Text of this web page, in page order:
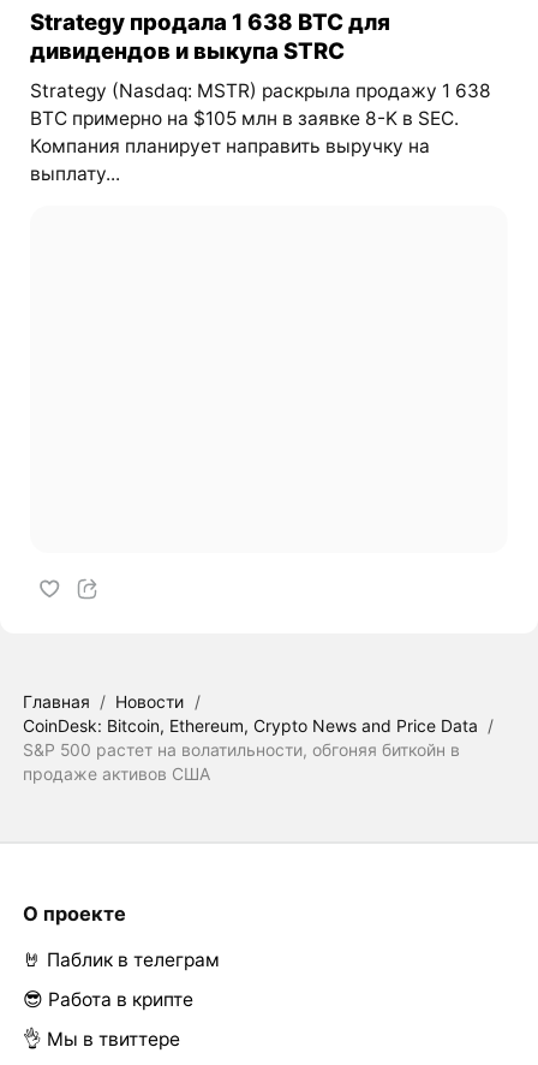
Strategy продала 1 638 BTC для
дивидендов и выкупа STRC
Strategy (Nasdaq: MSTR) раскрыла продажу 1 638
BTC примерно на $105 млн в заявке 8-K в SEC.
Компания планирует направить выручку на
выплату...
Главная / Новости /
CoinDesk: Bitcoin, Ethereum, Crypto News and Price Data /
S&P 500 растет на волатильности, обгоняя биткойн в
продаже активов США
О проекте
🤘 Паблик в телеграм
😎 Работа в крипте
👌 Мы в твиттере